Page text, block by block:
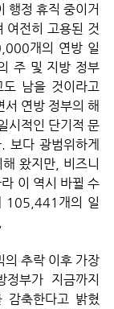
행정 휴직 중이거
여전히 고용된 것
개의 연방 일
주 및 지방 정부
도 남을 것이라고
연방 정부의 해
시적인 단기적 문
보다 광범위하게
왔지만, 비즈니
이 역시 바뀔 수
105,441개의 일
추락 이후 가장
부가 지금까지
축한다고 밝혔